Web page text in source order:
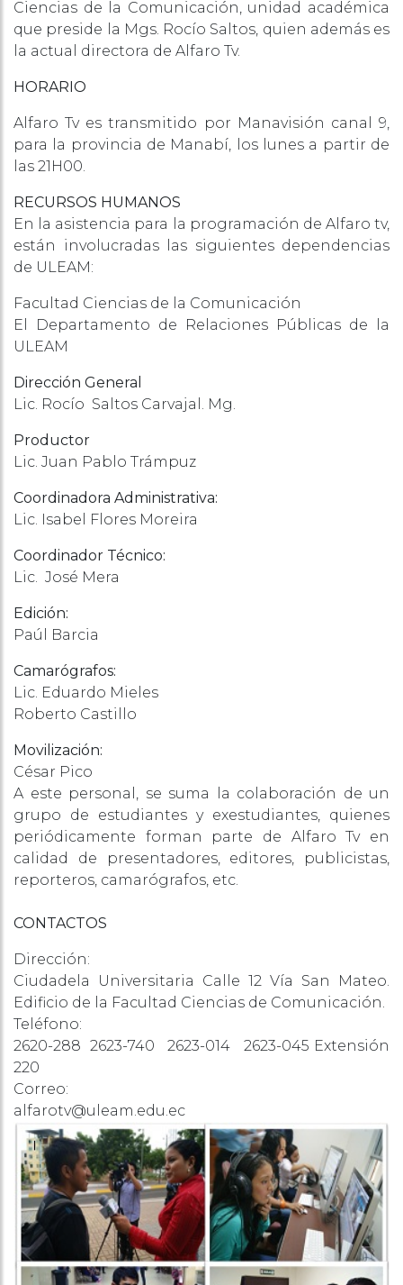
Ciencias de la Comunicación, unidad académica
que preside la Mgs. Rocío Saltos, quien además es
la actual directora de Alfaro Tv.
HORARIO
Alfaro Tv es transmitido por Manavisión canal 9,
para la provincia de Manabí, los lunes a partir de
las 21H00.
RECURSOS HUMANOS
En la asistencia para la programación de Alfaro tv,
están involucradas las siguientes dependencias
de ULEAM:
Facultad Ciencias de la Comunicación
El Departamento de Relaciones Públicas de la
ULEAM
Dirección General
Lic. Rocío Saltos Carvajal. Mg.
Productor
Lic. Juan Pablo Trámpuz
Coordinadora Administrativa:
Lic. Isabel Flores Moreira
Coordinador Técnico:
Lic. José Mera
Edición:
Paúl Barcia
Camarógrafos:
Lic. Eduardo Mieles
Roberto Castillo
Movilización:
César Pico
A este personal, se suma la colaboración de un
grupo de estudiantes y exestudiantes, quienes
periódicamente forman parte de Alfaro Tv en
calidad de presentadores, editores, publicistas,
reporteros, camarógrafos, etc.
CONTACTOS
Dirección:
Ciudadela Universitaria Calle 12 Vía San Mateo.
Edificio de la Facultad Ciencias de Comunicación.
Teléfono:
2620-288 2623-740 2623-014 2623-045 Extensión
220
Correo:
alfarotv@uleam.edu.ec